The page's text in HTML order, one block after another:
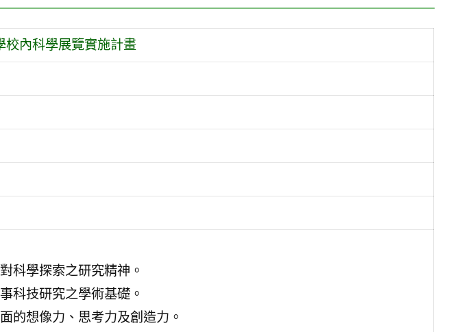
校內科學展覽實施計畫
科學探索之研究精神。
科技研究之學術基礎。
的想像力、思考力及創造力。